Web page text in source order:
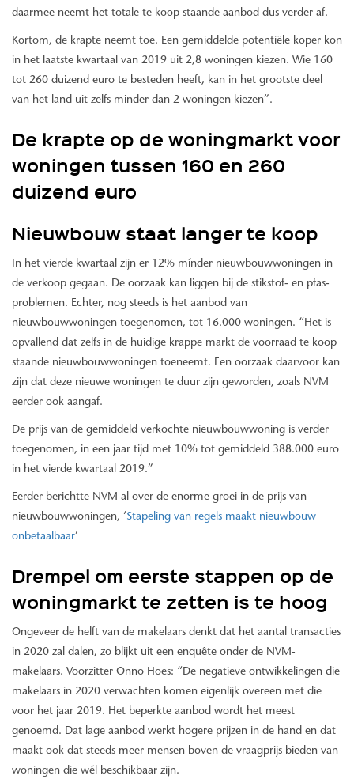
daarmee neemt het totale te koop staande aanbod dus verder af.
Kortom, de krapte neemt toe. Een gemiddelde potentiële koper kon
in het laatste kwartaal van 2019 uit 2,8 woningen kiezen. Wie 160
tot 260 duizend euro te besteden heeft, kan in het grootste deel
van het land uit zelfs minder dan 2 woningen kiezen”.
De krapte op de woningmarkt voor
woningen tussen 160 en 260
duizend euro
Nieuwbouw staat langer te koop
In het vierde kwartaal zijn er 12% mínder nieuwbouwwoningen in
de verkoop gegaan. De oorzaak kan liggen bij de stikstof- en pfas-
problemen. Echter, nog steeds is het aanbod van
nieuwbouwwoningen toegenomen, tot 16.000 woningen. “Het is
opvallend dat zelfs in de huidige krappe markt de voorraad te koop
staande nieuwbouwwoningen toeneemt. Een oorzaak daarvoor kan
zijn dat deze nieuwe woningen te duur zijn geworden, zoals NVM
eerder ook aangaf.
De prijs van de gemiddeld verkochte nieuwbouwwoning is verder
toegenomen, in een jaar tijd met 10% tot gemiddeld 388.000 euro
in het vierde kwartaal 2019.”
Eerder berichtte NVM al over de enorme groei in de prijs van
nieuwbouwwoningen, ‘ Stapeling van regels maakt nieuwbouw
onbetaalbaar’
Drempel om eerste stappen op de
woningmarkt te zetten is te hoog
Ongeveer de helft van de makelaars denkt dat het aantal transacties
in 2020 zal dalen, zo blijkt uit een enquête onder de NVM-
makelaars. Voorzitter Onno Hoes: “De negatieve ontwikkelingen die
makelaars in 2020 verwachten komen eigenlijk overeen met die
voor het jaar 2019. Het beperkte aanbod wordt het meest
genoemd. Dat lage aanbod werkt hogere prijzen in de hand en dat
maakt ook dat steeds meer mensen boven de vraagprijs bieden van
woningen die wél beschikbaar zijn.